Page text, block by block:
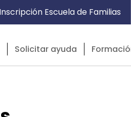
Inscripción Escuela de Familias
Solicitar ayuda